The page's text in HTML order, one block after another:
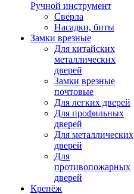
Ручной инструмент
Свёрла
Насадки, биты
Замки врезные
Для китайских
металлических
дверей
Замки врезные
почтовые
Для легких дверей
Для профильных
дверей
Для металлических
дверей
Для
противопожарных
дверей
Крепёж